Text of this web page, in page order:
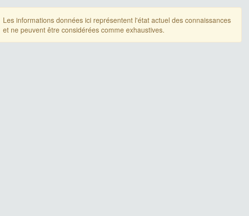
Les informations données ici représentent l'état actuel des connaissances
et ne peuvent être considérées comme exhaustives.